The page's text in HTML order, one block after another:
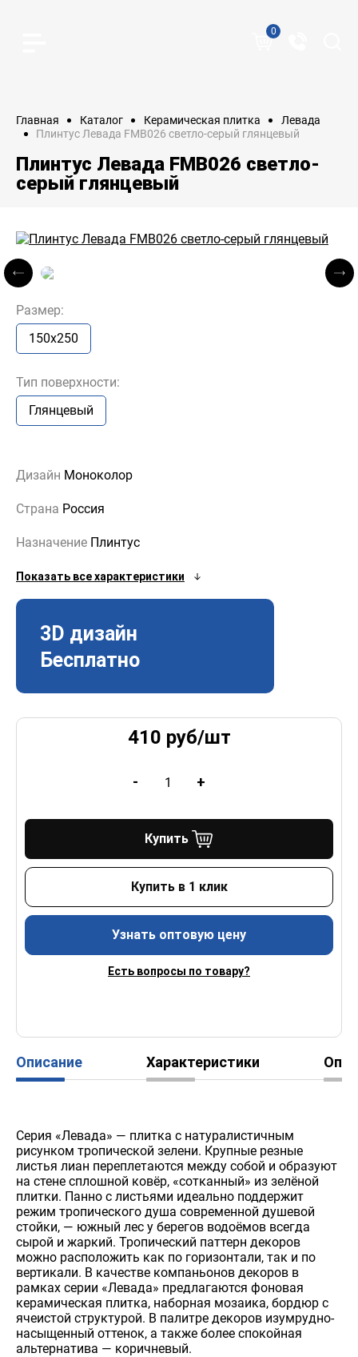
0
Главная Каталог Керамическая плитка
Левада
Плинтус Левада FMB026 светло-серый глянцевый
Плинтус Левада FMB026 светло-
серый глянцевый
Размер:
150x250
Тип поверхности:
Глянцевый
Дизайн Моноколор
Страна Россия
Назначение Плинтус
Показать все характеристики
3D дизайн
Бесплатно
410 руб/шт
- +
Купить
Купить в 1 клик
Узнать оптовую цену
Есть вопросы по товару?
Описание Характеристики
Серия «Левада» — плитка с натуралистичным
рисунком тропической зелени. Крупные резные
листья лиан переплетаются между собой и образуют
на стене сплошной ковёр, «сотканный» из зелёной
плитки. Панно с листьями идеально поддержит
режим тропического душа современной душевой
стойки, — южный лес у берегов водоёмов всегда
сырой и жаркий. Тропический паттерн декоров
можно расположить как по горизонтали, так и по
вертикали. В качестве компаньонов декоров в
рамках серии «Левада» предлагаются фоновая
керамическая плитка, наборная мозаика, бордюр с
ячеистой структурой. В палитре декоров изумрудно-
насыщенный оттенок, а также более спокойная
альтернатива — коричневый.